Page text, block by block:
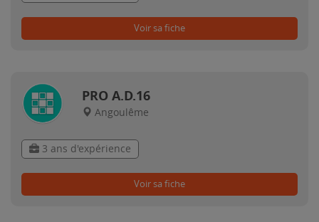
Voir sa fiche
PRO A.D.16
Angoulême
3 ans d'expérience
Voir sa fiche